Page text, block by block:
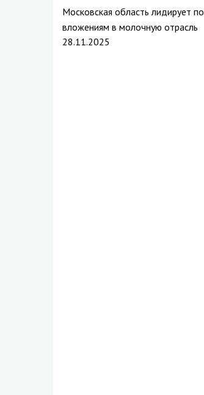
Московская область лидирует по
вложениям в молочную отрасль
28.11.2025